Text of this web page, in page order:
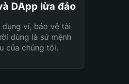
DApp lừa đảo
ví, bảo vệ tài
dùng là sứ mệnh
của chúng tôi.